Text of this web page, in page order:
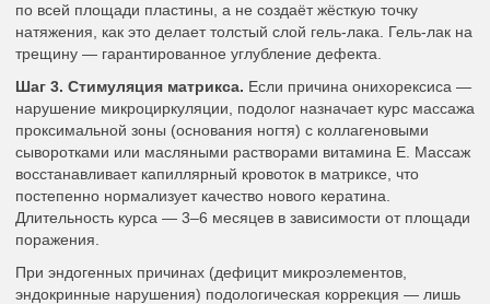
по всей площади пластины, а не создаёт жёсткую точку
натяжения, как это делает толстый слой гель-лака. Гель-лак на
трещину — гарантированное углубление дефекта.
Шаг 3. Стимуляция матрикса. Если причина онихорексиса —
нарушение микроциркуляции, подолог назначает курс массажа
проксимальной зоны (основания ногтя) с коллагеновыми
сыворотками или масляными растворами витамина E. Массаж
восстанавливает капиллярный кровоток в матриксе, что
постепенно нормализует качество нового кератина.
Длительность курса — 3–6 месяцев в зависимости от площади
поражения.
При эндогенных причинах (дефицит микроэлементов,
эндокринные нарушения) подологическая коррекция — лишь